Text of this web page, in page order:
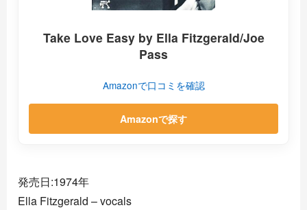
Take Love Easy by Ella Fitzgerald/Joe
Pass
Amazonで口コミを確認
Amazonで探す
発売日:1974年
Ella Fitzgerald – vocals